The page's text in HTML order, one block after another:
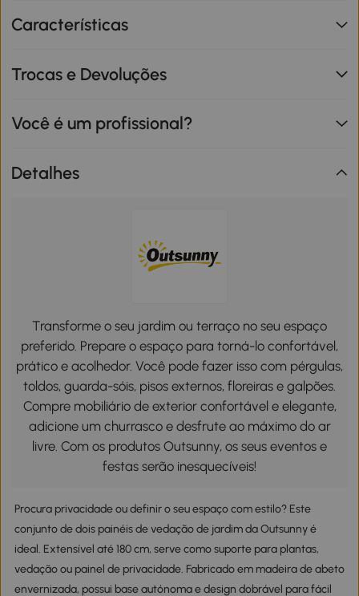
Características
Trocas e Devoluções
Você é um profissional?
Detalhes
Transforme o seu jardim ou terraço no seu espaço
preferido. Prepare o espaço para torná-lo confortável,
prático e acolhedor. Você pode fazer isso com pérgulas,
toldos, guarda-sóis, pisos externos, floreiras e galpões.
Compre mobiliário de exterior confortável e elegante,
adicione um churrasco e desfrute ao máximo do ar
livre. Com os produtos Outsunny, os seus eventos e
festas serão inesquecíveis!
Procura privacidade ou definir o seu espaço com estilo? Este
conjunto de dois painéis de vedação de jardim da Outsunny é
ideal. Extensível até 180 cm, serve como suporte para plantas,
vedação ou painel de privacidade. Fabricado em madeira de abeto
envernizada, possui base autónoma e design dobrável para fácil